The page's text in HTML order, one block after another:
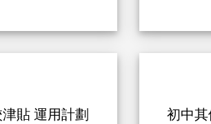
貼 運用計劃 初中